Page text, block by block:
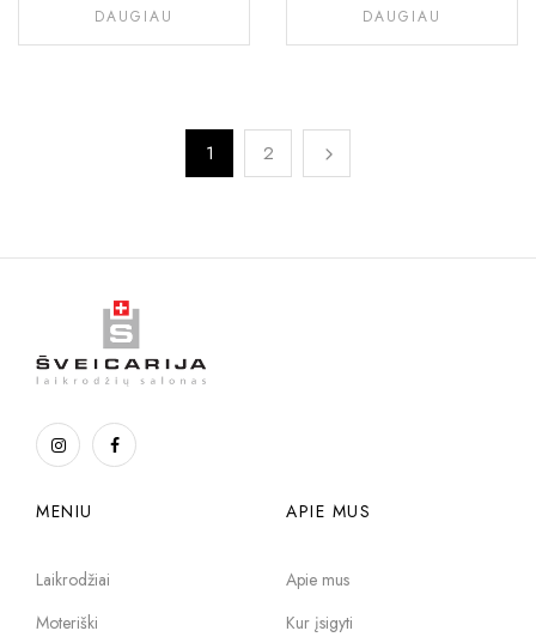
DAUGIAU DAUGIAU
1 2
MENIU
Laikrodžiai
Moteriški
APIE MUS
Apie mus
Kur įsigyti